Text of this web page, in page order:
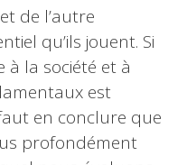
de l’autre
qu’ils jouent. Si
à la société et à
est
en conclure que
profondément